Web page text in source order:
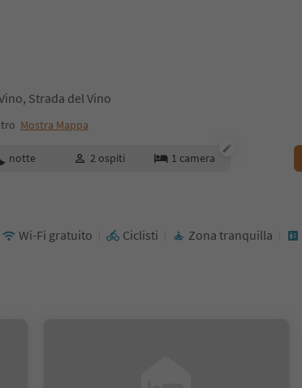
Strada del Vino
Mostra Mappa
notte 2 ospiti 1 camera
Wi-Fi gratuito Ciclisti Zona tranquilla